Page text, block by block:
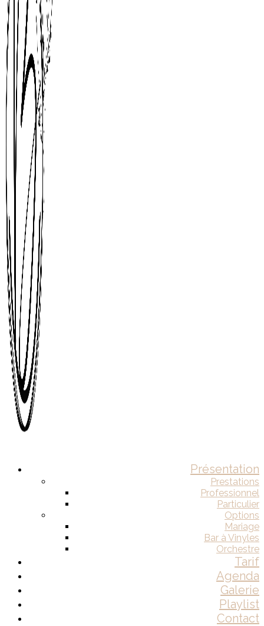
Présentation
Prestations
Professionnel
Particulier
Options
Mariage
Bar à Vinyles
Orchestre
Tarif
Agenda
Galerie
Playlist
Contact